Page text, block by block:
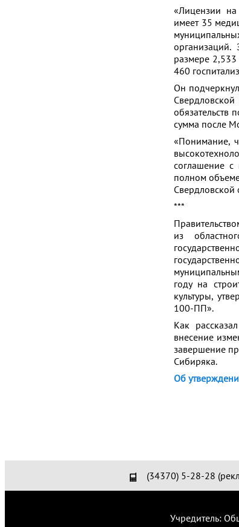
«Лицензии
имеет 35
размере
460
Он
обязательств
сумма после
«Понимание,
соглашение с
полном
Свердловской
***
из
году на
культуры,
100-ПП».
Как
внесение
завершение
Сибиряка.
Об
(34370) 5-28-28
Учредитель: